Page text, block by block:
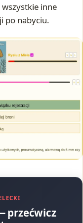
inne
po nabyciu.
przećwicz